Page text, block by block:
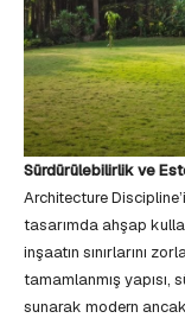
Sürdürülebilirlik ve
Architecture
tasarımda ahşap
inşaatın sınırlarını
tamamlanmış
sunarak modern